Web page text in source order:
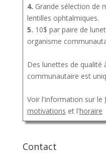
4. Grande sélection de
lentilles ophtalmiques.
5. 10$ par paire de
organisme
Des lunettes de qualité
communautaire est
Voir l'information sur le
motivations et l'horaire
Contact